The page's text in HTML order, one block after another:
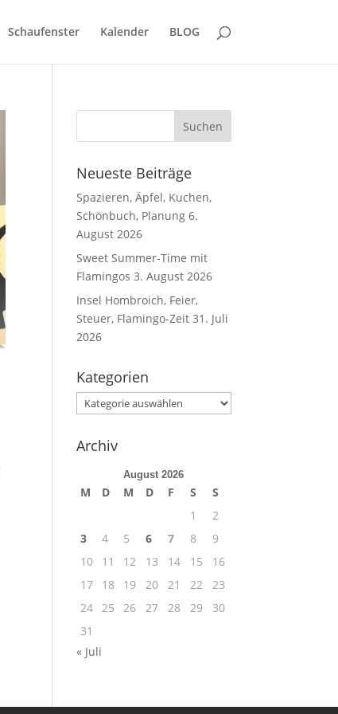
Schaufenster Kalender BLOG
Neueste Beiträge
Spazieren, Äpfel, Kuchen,
Schönbuch, Planung 6.
August 2026
Sweet Summer-Time mit
Flamingos 3. August 2026
Insel Hombroich, Feier,
Steuer, Flamingo-Zeit 31. Juli
2026
Kategorien
Kategorien
Archiv
August 2026
M D M D F S
S
1
2
3
4 5 6 7 8
9
10
11 12 13 14 15
16
17
18 19 20 21 22
23
24 25 26 27 28 29
30
31
« Juli